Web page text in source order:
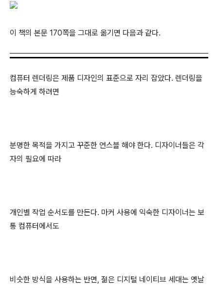
이 책의 본문 170쪽을 그대로 옮기면 다음과 같다.
컴퓨터 렌더링은 제품 디자인의 표준으로 자리 잡았다. 렌더링을
능숙하게 하려면
분명한 목적을 가지고 꾸준한 연스블 해야 한다. 디자이너들은 각
자의 필요에 따라
개인별 작업 순서도를 만든다. 마커 사용에 익숙한 디자이너는 보
통 컴퓨터에서도
비슷한 방식을 사용하는 반면, 젊은 디지털 네이티브 세대는 옛날